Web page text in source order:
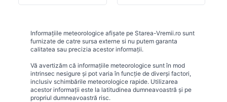
Informațiile meteorologice afișate pe Starea-Vremii.ro sunt
furnizate de catre sursa externe si nu putem garanta
calitatea sau precizia acestor informații.
Vă avertizăm că informațiile meteorologice sunt în mod
intrinsec nesigure și pot varia în funcție de diverși factori,
inclusiv schimbările meteorologice rapide. Utilizarea
acestor informații este la latitudinea dumneavoastră și pe
propriul dumneavoastră risc.